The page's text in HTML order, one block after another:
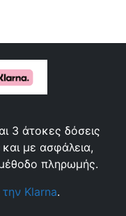
3 άτοκες δόσεις
με ασφάλεια,
πληρωμής.
Klarna.